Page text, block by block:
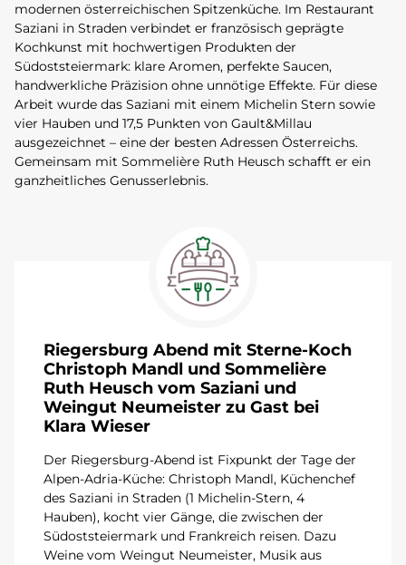
modernen österreichischen Spitzenküche. Im Restaurant
Saziani in Straden verbindet er französisch geprägte
Kochkunst mit hochwertigen Produkten der
Südoststeiermark: klare Aromen, perfekte Saucen,
handwerkliche Präzision ohne unnötige Effekte. Für diese
Arbeit wurde das Saziani mit einem Michelin Stern sowie
vier Hauben und 17,5 Punkten von Gault&Millau
ausgezeichnet – eine der besten Adressen Österreichs.
Gemeinsam mit Sommelière Ruth Heusch schafft er ein
ganzheitliches Genusserlebnis.
Riegersburg Abend mit Sterne-Koch
Christoph Mandl und Sommelière
Ruth Heusch vom Saziani und
Weingut Neumeister zu Gast bei
Klara Wieser
Der Riegersburg-Abend ist Fixpunkt der Tage der
Alpen-Adria-Küche: Christoph Mandl, Küchenchef
des Saziani in Straden (1 Michelin-Stern, 4
Hauben), kocht vier Gänge, die zwischen der
Südoststeiermark und Frankreich reisen. Dazu
Weine vom Weingut Neumeister, Musik aus